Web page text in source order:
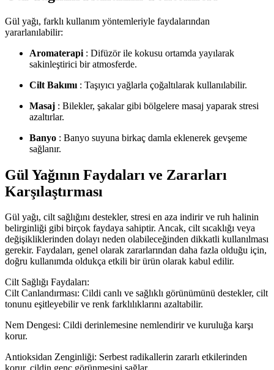
Gül yağı, farklı kullanım yöntemleriyle faydalarından
yararlanılabilir:
Aromaterapi : Difüzör ile kokusu ortamda yayılarak
sakinleştirici bir atmosferde.
Cilt Bakımı : Taşıyıcı yağlarla çoğaltılarak kullanılabilir.
Masaj : Bilekler, şakalar gibi bölgelere masaj yaparak stresi
azaltırlar.
Banyo : Banyo suyuna birkaç damla eklenerek gevşeme
sağlanır.
Gül Yağının Faydaları ve Zararları
Karşılaştırması
Gül yağı, cilt sağlığını destekler, stresi en aza indirir ve ruh halinin
belirginliği gibi birçok faydaya sahiptir. Ancak, cilt sıcaklığı veya
değişikliklerinden dolayı neden olabileceğinden dikkatli kullanılması
gerekir. Faydaları, genel olarak zararlarından daha fazla olduğu için,
doğru kullanımda oldukça etkili bir ürün olarak kabul edilir.
Cilt Sağlığı Faydaları:
Cilt Canlandırması: Cildi canlı ve sağlıklı görünümünü destekler, cilt
tonunu eşitleyebilir ve renk farklılıklarını azaltabilir.
Nem Dengesi: Cildi derinlemesine nemlendirir ve kuruluğa karşı
korur.
Antioksidan Zenginliği: Serbest radikallerin zararlı etkilerinden